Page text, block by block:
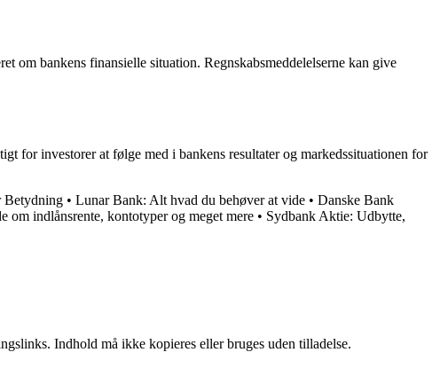
om bankens finansielle situation. Regnskabsmeddelelserne kan give
for investorer at følge med i bankens resultater og markedssituationen for
Betydning • Lunar Bank: Alt hvad du behøver at vide • Danske Bank
om indlånsrente, kontotyper og meget mere • Sydbank Aktie: Udbytte,
Indhold må ikke kopieres eller bruges uden tilladelse.